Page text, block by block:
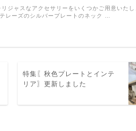
ジャスなアクセサリーをいくつかご用意いた
レーズのシルバープレートのネック …
特集〖秋色プレートとインテ
リア〗更新しました